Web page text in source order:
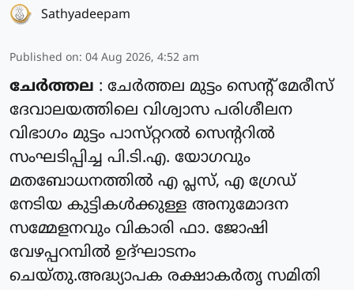
Sathyadeepam
Published on: 04 Aug 2026, 4:52 am
ചേർത്തല : ചേർത്തല മുട്ടം സെൻ്റ് മേരീസ്
ദേവാലയത്തിലെ വിശ്വാസ പരിശീലന
വിഭാഗം മുട്ടം പാസ്‌റ്ററൽ സെന്ററിൽ
സംഘടിപ്പിച്ച പി.ടി.എ. യോഗവും
മതബോധനത്തിൽ എ പ്ലസ്, എ ഗ്രേഡ്
നേടിയ കുട്ടികൾക്കുള്ള അനുമോദന
സമ്മേളനവും വികാരി ഫാ. ജോഷി
വേഴപ്പറമ്പിൽ ഉദ്ഘാടനം
ചെയ്തു.അദ്ധ്യാപക രക്ഷാകർതൃ സമിതി